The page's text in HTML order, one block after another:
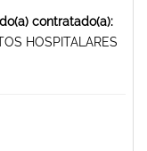
contratado(a):
HOSPITALARES